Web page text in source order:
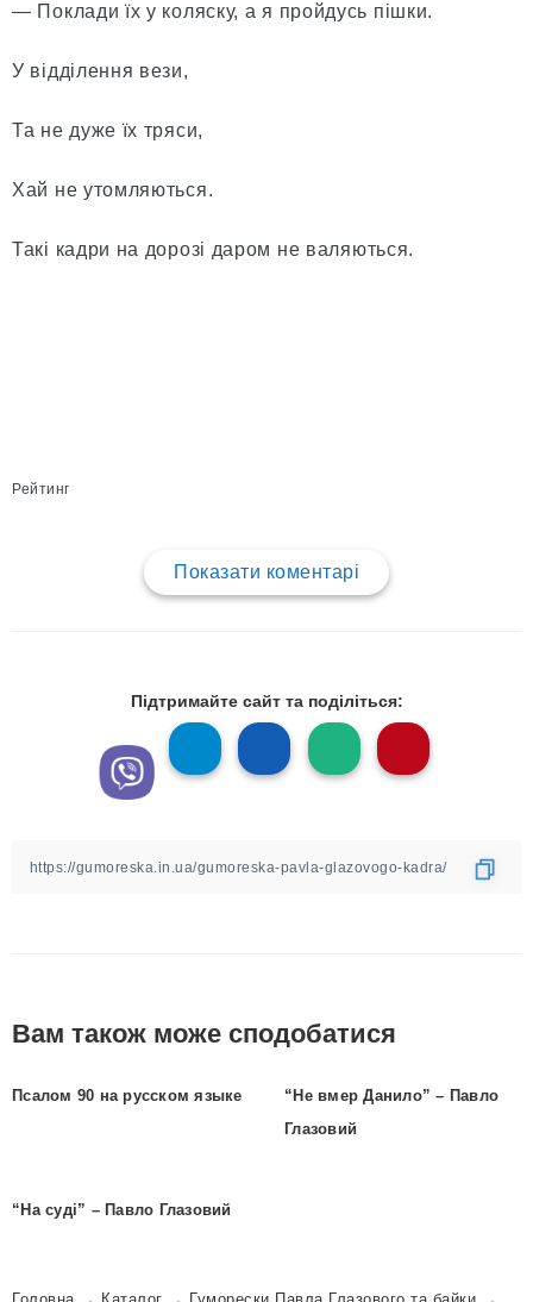
— Поклади їх у коляску, а я пройдусь пішки.
У відділення вези,
Та не дуже їх тряси,
Хай не утомляються.
Такі кадри на дорозі даром не валяються.
Рейтинг
Показати коментарі
Підтримайте сайт та поділіться:
Вам також може сподобатися
Псалом 90 на русском языке
“Не вмер Данило” – Павло
Глазовий
“На суді” – Павло Глазовий